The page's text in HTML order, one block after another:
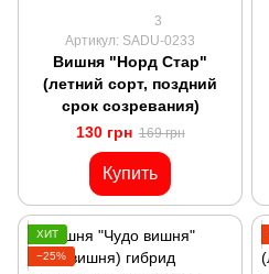
3
Артикул: SADU-0233
Вишня "Норд Стар"
(летний сорт, поздний
срок созревания)
130 грн 169 грн
Купить
ХИТ
−25%